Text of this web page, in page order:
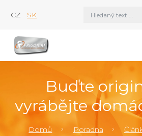
CZ SK
Buďte
vyrábějte
Domů Poradna